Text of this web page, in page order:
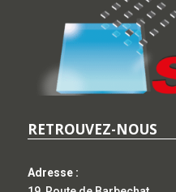
RETROUVEZ-NOUS
Adresse :